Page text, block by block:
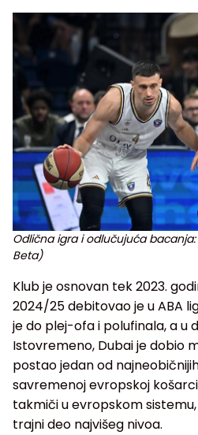
Odlična igra i odlučujuća
Beta)
Klub je osnovan tek 2023.
2024/25 debitovao je u ABA
je do plej-ofa i polufinala, a u
Istovremeno, Dubai je dobio
postao jedan od
savremenoj evropskoj
takmiči u evropskom
trajni deo najvišeg nivoa.